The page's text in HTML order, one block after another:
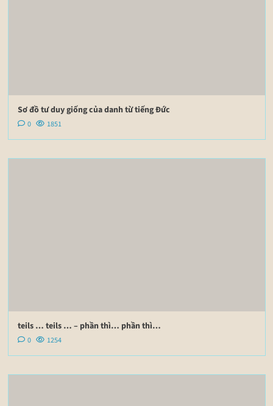
Sơ đồ tư duy giống của danh từ tiếng Đức
0 1851
teils … teils … – phần thì… phần thì…
0 1254